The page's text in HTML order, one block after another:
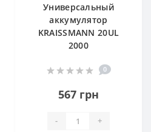
Универсальный
аккумулятор
KRAISSMANN 20UL
2000
0
567 грн
- +